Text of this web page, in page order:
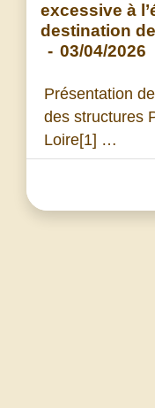
excessive à
destination
- 03/04/2026
Présentation
des structures
Loire[1] …